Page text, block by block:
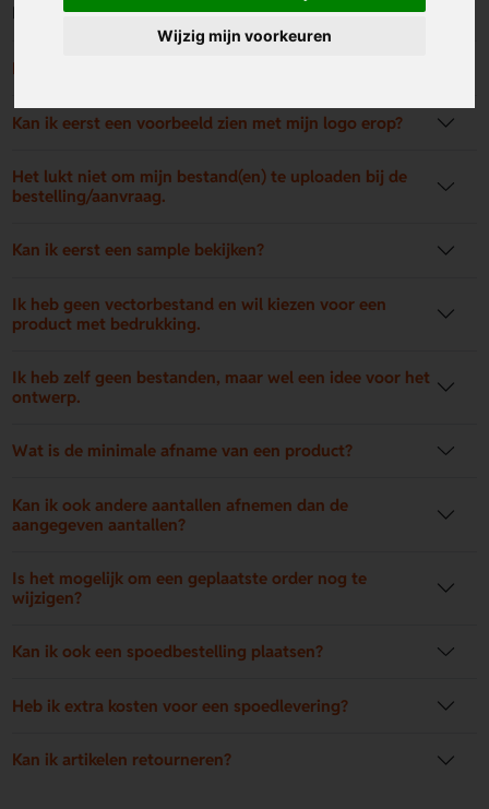
Wijzig mijn voorkeuren
Neem contact op voor de mogelijkheden.
Hoe moet ik mijn opdruk aanleveren?
Kan ik eerst een voorbeeld zien met mijn logo erop?
Het lukt niet om mijn bestand(en) te uploaden bij de
bestelling/aanvraag.
Kan ik eerst een sample bekijken?
Ik heb geen vectorbestand en wil kiezen voor een
product met bedrukking.
Ik heb zelf geen bestanden, maar wel een idee voor het
ontwerp.
Wat is de minimale afname van een product?
Kan ik ook andere aantallen afnemen dan de
aangegeven aantallen?
Is het mogelijk om een geplaatste order nog te
wijzigen?
Kan ik ook een spoedbestelling plaatsen?
Heb ik extra kosten voor een spoedlevering?
Kan ik artikelen retourneren?